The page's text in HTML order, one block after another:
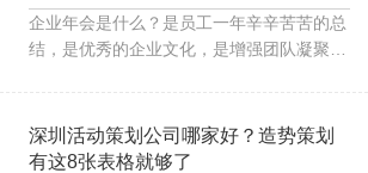
企业年会是什么？是员工一年辛辛苦苦的总
结，是优秀的企业文化，是增强团队凝聚
深圳活动策划公司哪家好？造势策划
有这8张表格就够了